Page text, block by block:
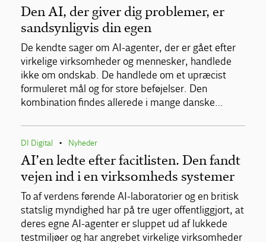
Den AI, der giver dig problemer, er
sandsynligvis din egen
De kendte sager om AI-agenter, der er gået efter
virkelige virksomheder og mennesker, handlede
ikke om ondskab. De handlede om et upræcist
formuleret mål og for store beføjelser. Den
kombination findes allerede i mange danske…
DI Digital • Nyheder
AI’en ledte efter facitlisten. Den fandt
vejen ind i en virksomheds systemer
To af verdens førende AI-laboratorier og en britisk
statslig myndighed har på tre uger offentliggjort, at
deres egne AI-agenter er sluppet ud af lukkede
testmiljøer og har angrebet virkelige virksomheder